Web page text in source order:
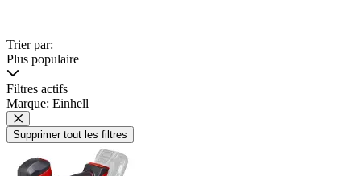
Trier par:
Plus populaire
Filtres actifs
Marque: Einhell
Supprimer tout les filtres